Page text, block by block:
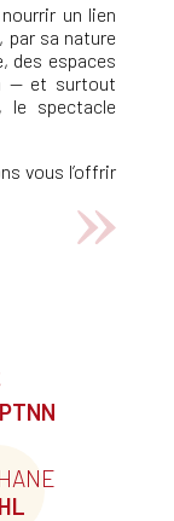
un lien
par sa nature
des espaces
— et surtout
le spectacle
vous l’offrir